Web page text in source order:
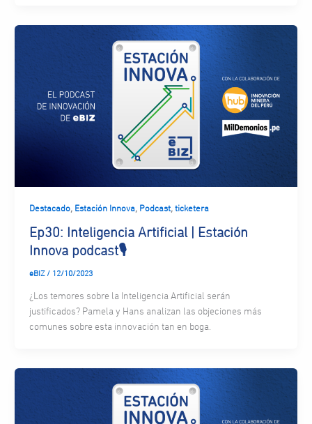
Destacado, Estación Innova, Podcast, ticketera
Ep30: Inteligencia Artificial | Estación
Innova podcast🎙
eBIZ / 12/10/2023
¿Los temores sobre la Inteligencia Artificial serán
justificados? Pamela y Hans analizan las objeciones más
comunes sobre esta innovación tan en boga.